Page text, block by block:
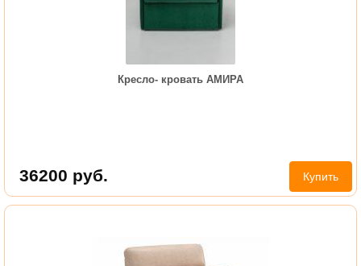
Кресло- кровать АМИРА
36200 руб. Купить